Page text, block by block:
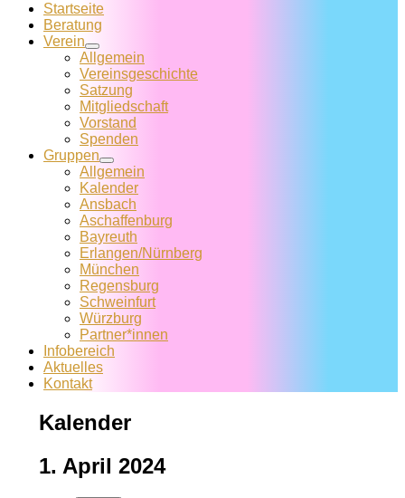
Startseite
Beratung
Verein
Allgemein
Vereins­geschichte
Satzung
Mitglied­schaft
Vorstand
Spenden
Gruppen
Allgemein
Kalender
Ansbach
Aschaffenburg
Bayreuth
Erlangen/Nürnberg
München
Regensburg
Schweinfurt
Würzburg
Partner*innen
Infobereich
Aktuelles
Kontakt
Kalender
1. April 2024